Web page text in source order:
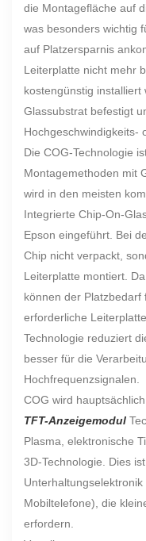
die Montagefläche auf
was besonders wichtig
auf Platzersparnis
Leiterplatte nicht mehr
kostengünstig
Glassubstrat befestigt
Hochgeschwindigkeits-
Die COG-Technologie
Montagemethoden mit
wird in den meisten
Integrierte Chip-On-
Epson eingeführt. Bei
Chip nicht verpackt,
Leiterplatte montiert.
können der Platzbedarf
erforderliche
Technologie reduziert
besser für die
Hochfrequenzsignalen.
COG wird
TFT-Anzeigemodul
Plasma, elektronische
3D-Technologie. Dies
Mobiltelefone), die
erfordern.